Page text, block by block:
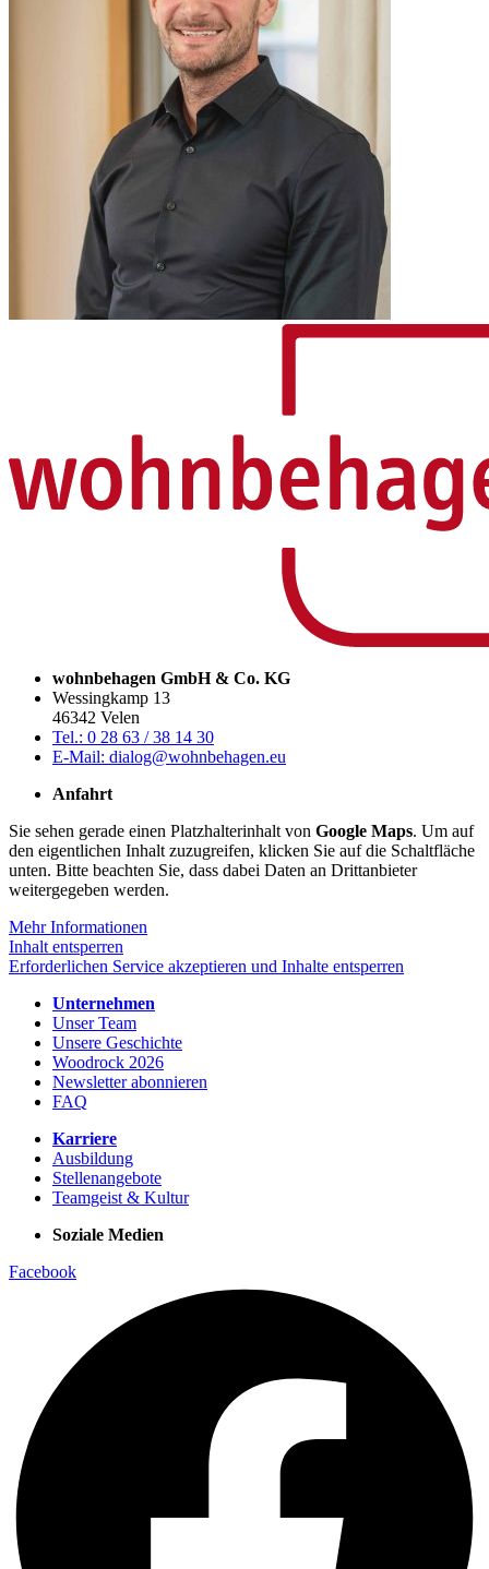
wohnbehagen GmbH & Co. KG
Wessingkamp 13
46342 Velen
Tel.: 0 28 63 / 38 14 30
E-Mail: dialog@wohnbehagen.eu
Anfahrt
Sie sehen gerade einen Platzhalterinhalt von Google Maps. Um auf
den eigentlichen Inhalt zuzugreifen, klicken Sie auf die Schaltfläche
unten. Bitte beachten Sie, dass dabei Daten an Drittanbieter
weitergegeben werden.
Mehr Informationen
Inhalt entsperren
Erforderlichen Service akzeptieren und Inhalte entsperren
Unternehmen
Unser Team
Unsere Geschichte
Woodrock 2026
Newsletter abonnieren
FAQ
Karriere
Ausbildung
Stellenangebote
Teamgeist & Kultur
Soziale Medien
Facebook